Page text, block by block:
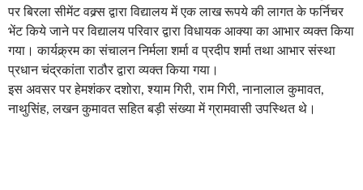
पर बिरला सीमेंट वक्र्स द्वारा विद्यालय में एक लाख रूपये की लागत के फर्निचर
भेंट किये जाने पर विद्यालय परिवार द्वारा विधायक आक्या का आभार व्यक्त किया
गया। कार्यक्र्रम का संचालन निर्मला शर्मा व प्रदीप शर्मा तथा आभार संस्था
प्रधान चंद्रकांता राठौर द्वारा व्यक्त किया गया।
इस अवसर पर हेमशंकर दशोरा, श्याम गिरी, राम गिरी, नानालाल कुमावत,
नाथुसिंह, लखन कुमावत सहित बड़ी संख्या में ग्रामवासी उपस्थित थे।